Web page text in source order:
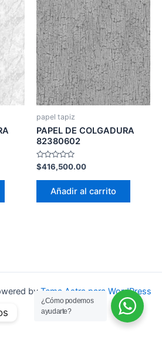
papel tapiz
PAPEL DE COLGADURA
82380602
Valorado
con
0
$416,500.00
Añadir al carrito
by Tema Astra para WordPress
¿Cómo podemos
ayudarte?